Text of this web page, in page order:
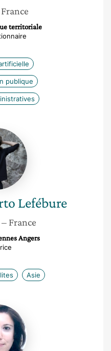
territoriale
publique
Lefébure
Lefébure
– France
Angers
Asie